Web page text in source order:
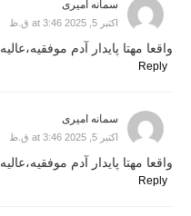
سمانه امیری
اکتبر 5, 2025 at 3:46 ق.ظ
واقعا مهتا پایدار آدم موفقیه،عالیه
Reply
سمانه امیری
اکتبر 5, 2025 at 3:46 ق.ظ
واقعا مهتا پایدار آدم موفقیه،عالیه
Reply